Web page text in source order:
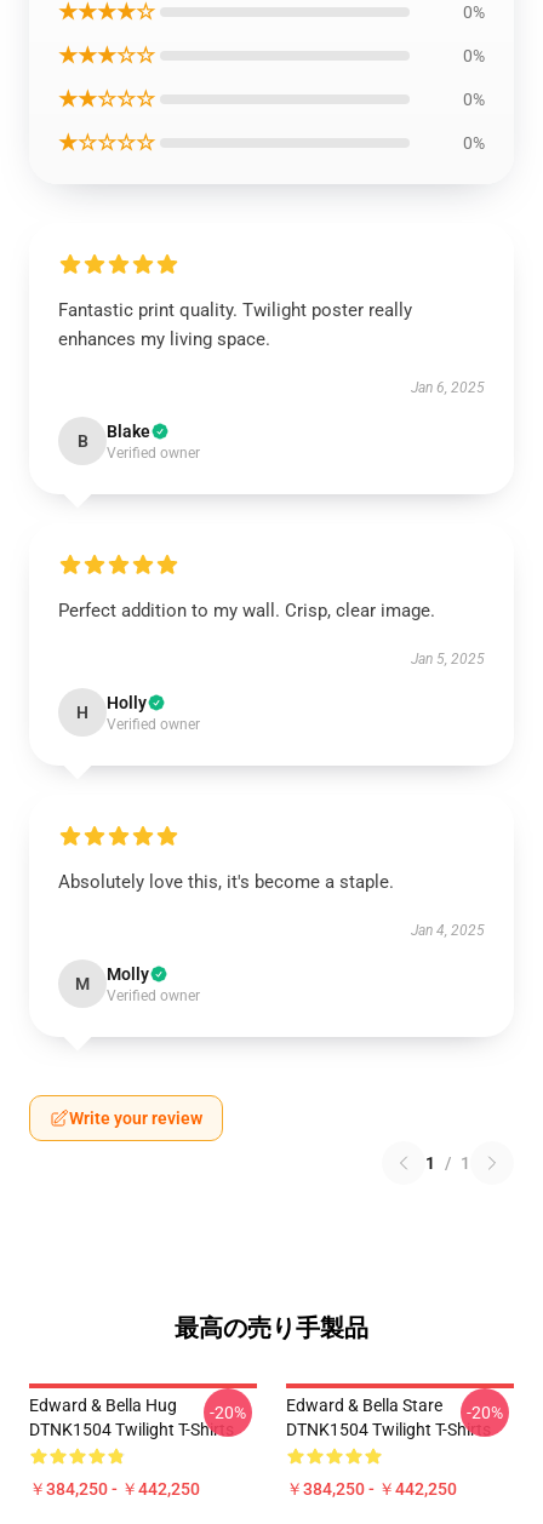
★★★★☆ 0%
★★★☆☆ 0%
★★☆☆☆ 0%
★☆☆☆☆ 0%
Fantastic print quality. Twilight poster really
enhances my living space.
Jan 6, 2025
B Blake
Verified owner
Perfect addition to my wall. Crisp, clear image.
Jan 5, 2025
H Holly
Verified owner
Absolutely love this, it's become a staple.
Jan 4, 2025
M Molly
Verified owner
Write your review
1 / 1
最高の売り手製品
Edward & Bella Hug
DTNK1504 Twilight T-Shirts
￥384,250 - ￥442,250
-20%
Edward & Bella Stare
DTNK1504 Twilight T-Shirts
￥384,250 - ￥442,250
-20%